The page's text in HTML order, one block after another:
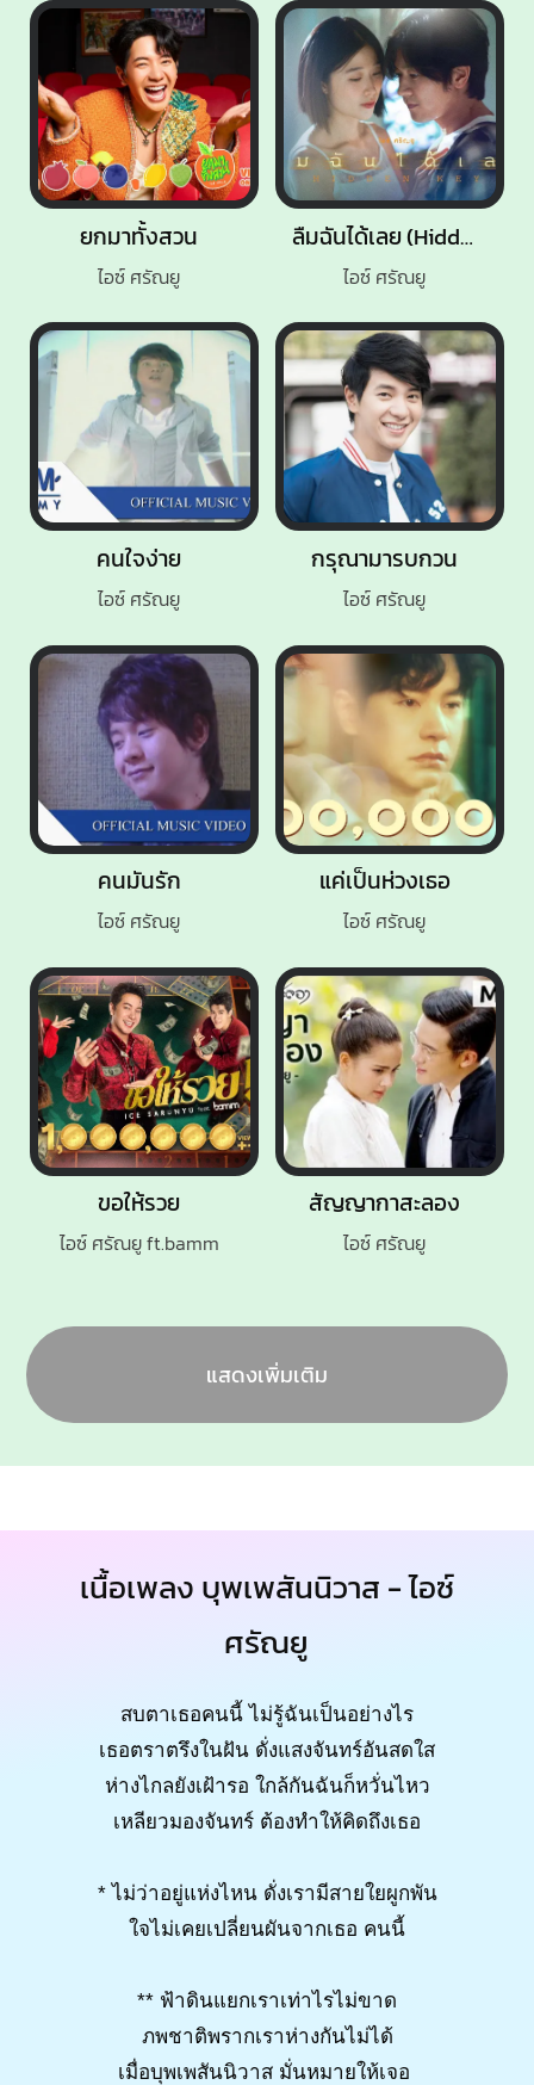
คนมันรัก
ไอซ์ ศรัณยู
คนใจง่าย
ไอซ์ ศรัณยู
แค่เป็นห่วงเธอ
ไอซ์ ศรัณยู
สัญญากาสะลอง
ไอซ์ ศรัณยู
ขอให้รวย
ไอซ์ ศรัณยู ft.bamm
ยกมาทั้งสวน
ไอซ์ ศรัณยู
กรุณามารบกวน
ไอซ์ ศรัณยู
ลืมฉันได้เลย (Hidden Key)
ไอซ์ ศรัณยู
แสดงเพิ่มเติม
เนื้อเพลง บุพเพสันนิวาส - ไอซ์
ศรัณยู
สบตาเธอคนนี้ ไม่รู้ฉันเป็นอย่างไร
เธอตราตรึงในฝัน ดั่งแสงจันทร์อันสดใส
ห่างไกลยังเฝ้ารอ ใกล้กันฉันก็หวั่นไหว
เหลียวมองจันทร์ ต้องทำให้คิดถึงเธอ
* ไม่ว่าอยู่แห่งไหน ดั่งเรามีสายใยผูกพัน
ใจไม่เคยเปลี่ยนผันจากเธอ คนนี้
** ฟ้าดินแยกเราเท่าไรไม่ขาด
ภพชาติพรากเราห่างกันไม่ได้
เมื่อบุพเพสันนิวาส มั่นหมายให้เจอ